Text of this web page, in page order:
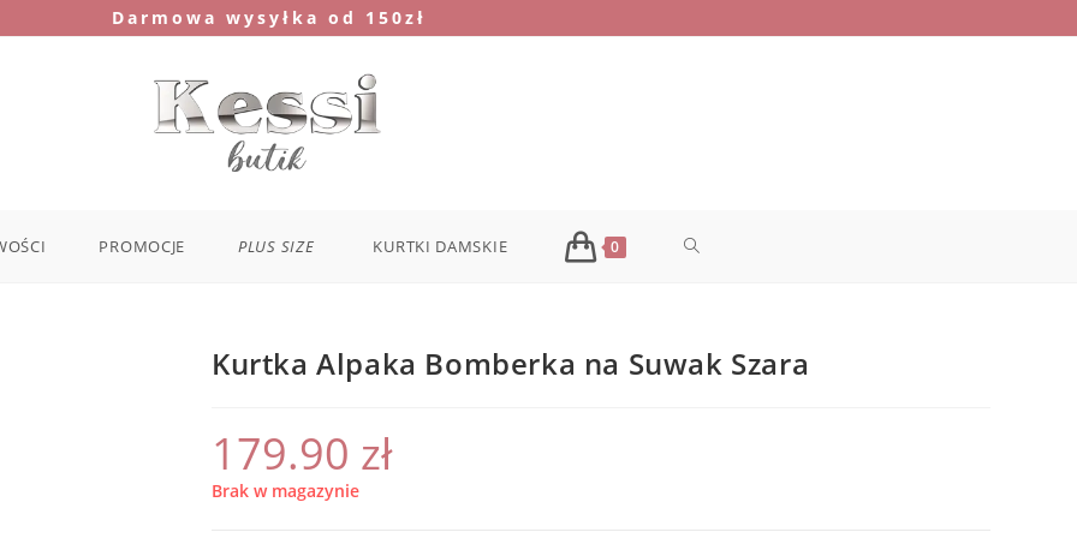
Darmowa wysyłka od 150zł
PROMOCJE PLUS SIZE KURTKI DAMSKIE 0 TOGGLE
Kurtka Alpaka Bomberka na Suwak Szara
179.90 zł
Brak w magazynie